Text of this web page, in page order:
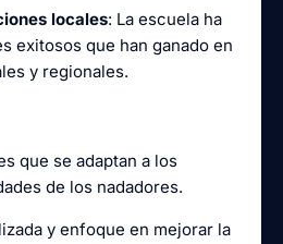
locales: La escuela ha
exitosos que han ganado en
y regionales.
que se adaptan a los
de los nadadores.
y enfoque en mejorar la